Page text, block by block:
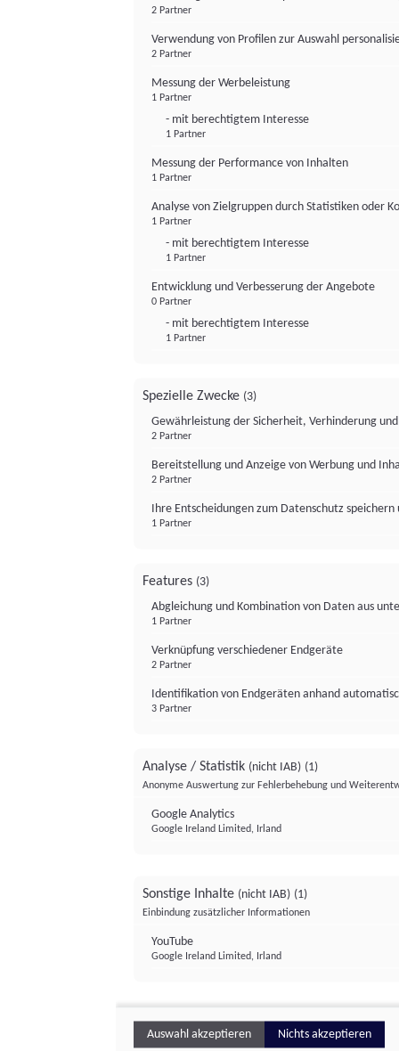
2 Partner
Verwendung von Profilen zur Auswahl
2 Partner
Messung der Werbeleistung
1 Partner
- mit berechtigtem Interesse
1 Partner
Messung der Performance von Inhalten
1 Partner
Analyse von Zielgruppen durch Statistiken oder
1 Partner
- mit berechtigtem Interesse
1 Partner
Entwicklung und Verbesserung der Angebote
0 Partner
- mit berechtigtem Interesse
1 Partner
Spezielle Zwecke (3)
Gewährleistung der Sicherheit, Verhinderung
2 Partner
Bereitstellung und Anzeige von Werbung und
2 Partner
Ihre Entscheidungen zum Datenschutz
1 Partner
Features (3)
Abgleichung und Kombination von Daten aus
1 Partner
Verknüpfung verschiedener Endgeräte
2 Partner
Identifikation von Endgeräten anhand
3 Partner
Analyse / Statistik (nicht IAB) (1)
Anonyme Auswertung zur Fehlerbehebung und
Google Analytics
Google Ireland Limited, Irland
Sonstige Inhalte (nicht IAB) (1)
Einbindung zusätzlicher Informationen
YouTube
Google Ireland Limited, Irland
Auswahl akzeptieren Nichts akzeptieren